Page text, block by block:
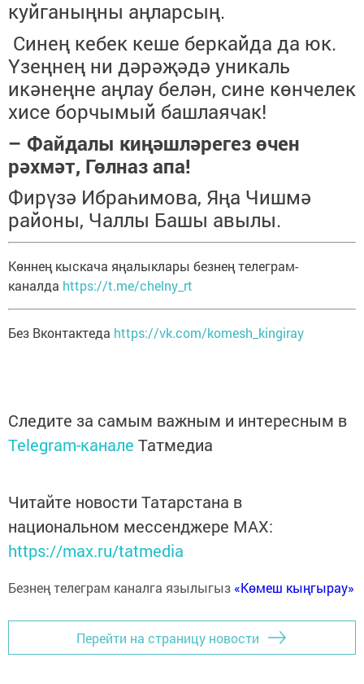
куйганыңны аңларсың.
Синең кебек кеше беркайда да юк.
Үзеңнең ни дәрәҗәдә уникаль
икәнеңне аңлау белән, сине көнчелек
хисе борчымый башлаячак!
– Файдалы киңәшләрегез өчен
рәхмәт, Гөлназ апа!
Фирүзә Ибраһимова, Яңа Чишмә
районы, Чаллы Башы авылы.
Көннең кыскача яңалыклары безнең телеграм-
каналда https://t.me/chelny_rt
Без Вконтактеда https://vk.com/komesh_kingiray
Следите за самым важным и интересным в
Telegram-канале Татмедиа
Читайте новости Татарстана в
национальном мессенджере MАХ:
https://max.ru/tatmedia
Безнең телеграм каналга язылыгыз «Көмеш кыңгырау»
Перейти на страницу новости